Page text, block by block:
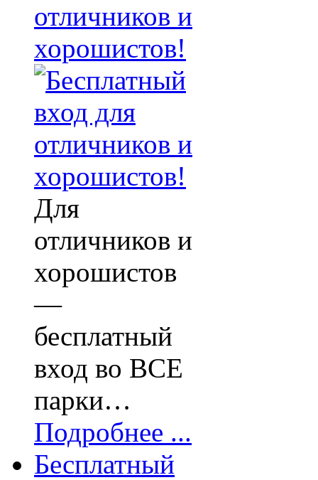
отличников и
хорошистов!
Для
отличников и
хорошистов
—
бесплатный
вход во ВСЕ
парки…
Подробнее ...
Бесплатный